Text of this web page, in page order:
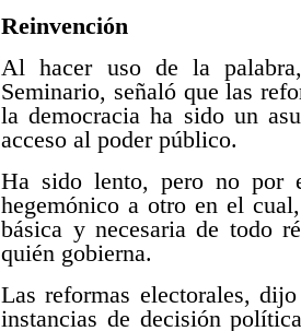
Reinvención
Al hacer uso de la
Seminario, señaló que las
la democracia ha sido un
acceso al poder público.
Ha sido lento, pero no por
hegemónico a otro en el
básica y necesaria de todo
quién gobierna.
Las reformas electorales,
instancias de decisión